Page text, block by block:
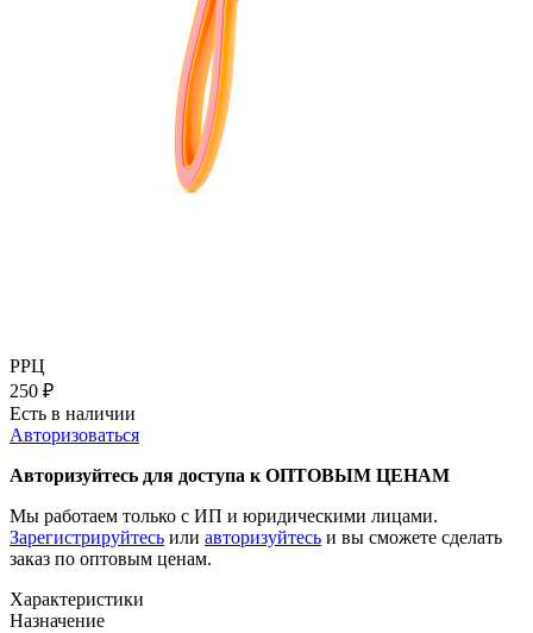
РРЦ
250 ₽
Есть в наличии
Авторизоваться
Авторизуйтесь для доступа к ОПТОВЫМ ЦЕНАМ
Мы работаем только с ИП и юридическими лицами.
Зарегистрируйтесь или авторизуйтесь и вы сможете сделать
заказ по оптовым ценам.
Характеристики
Назначение